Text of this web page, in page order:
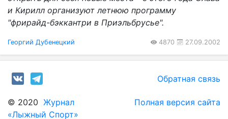
и Кирилл организуют летнюю программу
"фрирайд-бэккантри в Приэльбрусье".
Георгий Дубенецкий 4870 27.09.2002
Обратная связь
© 2020 Журнал
«Лыжный Спорт»
Полная версия сайта